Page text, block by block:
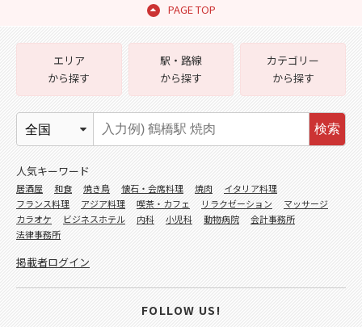
PAGE TOP
エリア
から探す
駅・路線
から探す
カテゴリー
から探す
検索
人気キーワード
居酒屋 和食 焼き鳥 懐石・会席料理 焼肉
イタリア料理
フランス料理
アジア料理 喫茶・カフェ リラクゼーション
マッサージ
カラオケ
ビジネスホテル 内科 小児科 動物病院
会計事務所
法律事務所
掲載者ログイン
FOLLOW US!